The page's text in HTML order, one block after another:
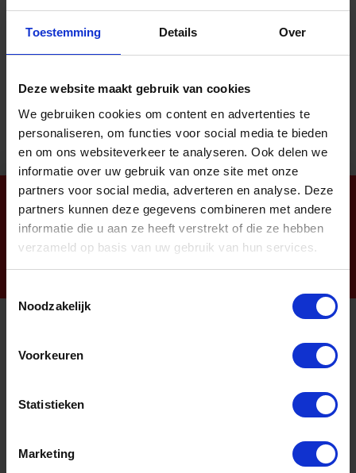
Toestemming Details Over
Deze website maakt gebruik van cookies
We gebruiken cookies om content en advertenties te
personaliseren, om functies voor social media te bieden
en om ons websiteverkeer te analyseren. Ook delen we
informatie over uw gebruik van onze site met onze
partners voor social media, adverteren en analyse. Deze
partners kunnen deze gegevens combineren met andere
informatie die u aan ze heeft verstrekt of die ze hebben
verzameld op basis van uw gebruik van hun services.
Noodzakelijk
Voorkeuren
Statistieken
Marketing
Nieuwsbrief
Informatie
Algemene voorwaarden Ome Dick
Klachtenregeling Ome Dick